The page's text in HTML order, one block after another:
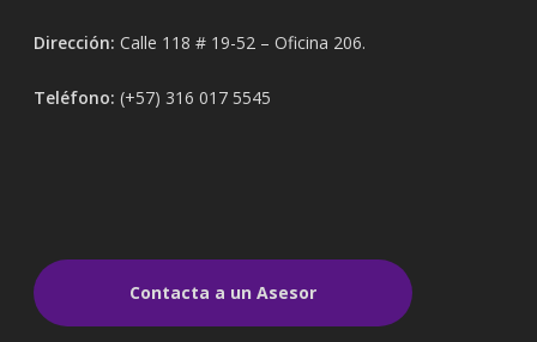
Dirección: Calle 118 # 19-52 – Oficina 206.
Teléfono: (+57) 316 017 5545
Contacta a un Asesor